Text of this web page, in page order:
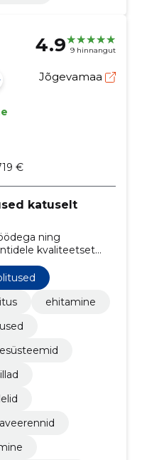
4.9 9 hinnangut
Jõgevamaa
€
katuselt
ning
kvaliteetset
väärtust
ehitamine